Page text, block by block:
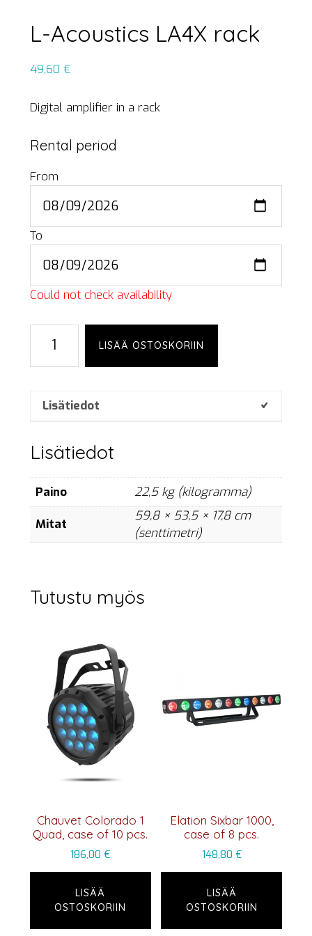
L-Acoustics LA4X rack
49,60 €
Digital amplifier in a rack
Rental period
From
To
Could not check availability
Acoustics
LA4X
määrä
LISÄÄ OSTOSKORIIN
Lisätiedot
Lisätiedot
Paino
22,5 kg (kilogramma)
Mitat
59,8 × 53,5 × 17,8 cm
(senttimetri)
Tutustu myös
Chauvet Colorado 1
Quad, case of 10 pcs.
186,00€
LISÄÄ
OSTOSKORIIN
Elation Sixbar 1000,
case of 8 pcs.
148,80 €
LISÄÄ
OSTOSKORIIN